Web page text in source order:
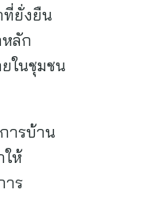
ที่ยั่งยืน
ลัก
ในชุมชน
ารบ้าน
ให้
าร